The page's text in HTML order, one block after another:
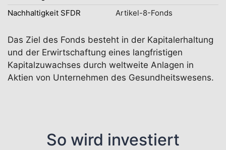
Nachhaltigkeit SFDR
Artikel-8-Fonds
Das Ziel des Fonds besteht in der Kapitalerhaltung
und der Erwirtschaftung eines langfristigen
Kapitalzuwachses durch weltweite Anlagen in
Aktien von Unternehmen des Gesundheitswesens.
So wird investiert